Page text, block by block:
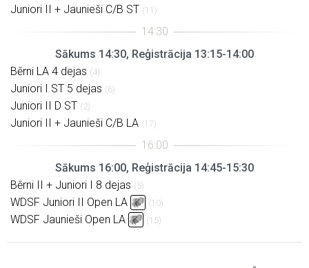
Juniori II + Jaunieši C/B ST (11)
Sākums 14:30, Reģistrācija 13:15-14:00
Bērni LA 4 dejas (4)
Juniori I ST 5 dejas (6)
Juniori II D ST (2)
Juniori II + Jaunieši C/B LA (17)
Sākums 16:00, Reģistrācija 14:45-15:30
Bērni II + Juniori I 8 dejas (5)
WDSF Juniori II Open LA (10)
WDSF Jaunieši Open LA (15)